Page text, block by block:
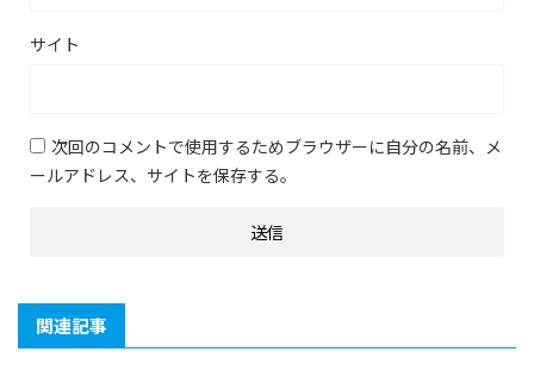
サイト
次回のコメントで使用するためブラウザーに自分の名前、メ
ールアドレス、サイトを保存する。
関連記事